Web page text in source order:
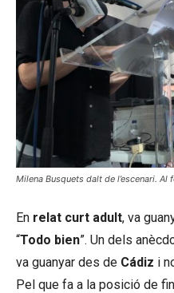
Milena Busquets dalt de l’escenari. Al
En relat curt adult, va
“Todo bien”. Un dels
va guanyar des de Cádiz i
Pel que fa a la posició de